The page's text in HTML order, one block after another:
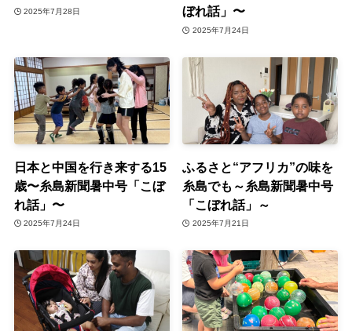
2025年7月28日
ぼれ話」〜
2025年7月24日
日本と中国を行き来する15
歳〜糸島新聞暑中号「こぼ
れ話」〜
2025年7月24日
ふるさと“アフリカ”の味を
糸島でも～糸島新聞暑中号
「こぼれ話」～
2025年7月21日